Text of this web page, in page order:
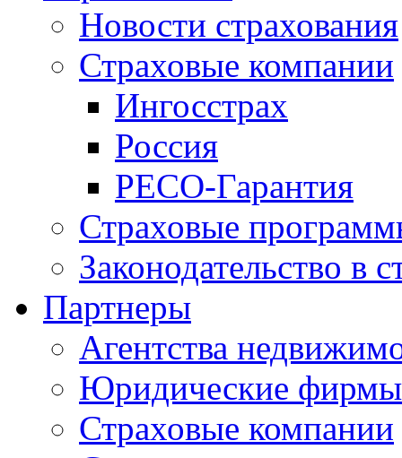
Новости страхования
Страховые компании
Ингосстрах
Россия
РЕСО-Гарантия
Страховые
Законодательство в
Партнеры
Агентства
Юридические фирмы
Страховые компании